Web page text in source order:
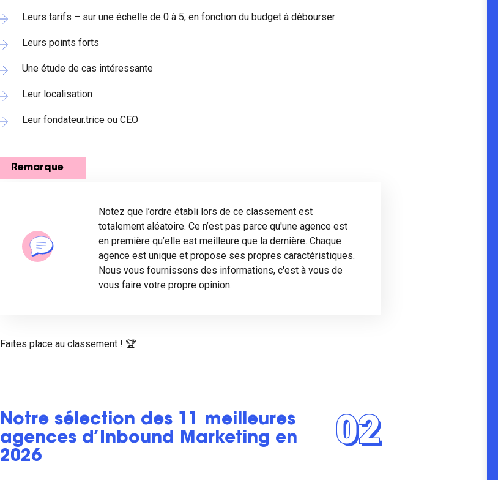
Leurs tarifs – sur une échelle de 0 à 5, en fonction du budget à débourser
Leurs points forts
Une étude de cas intéressante
Leur localisation
Leur fondateur.trice ou CEO
Remarque
Notez que l’ordre établi lors de ce classement est
totalement aléatoire. Ce n’est pas parce qu'une agence est
en première qu’elle est meilleure que la dernière. Chaque
agence est unique et propose ses propres caractéristiques.
Nous vous fournissons des informations, c'est à vous de
vous faire votre propre opinion.
Faites place au classement ! 🏆
Notre sélection des 11 meilleures
agences d’Inbound Marketing en
2026
02